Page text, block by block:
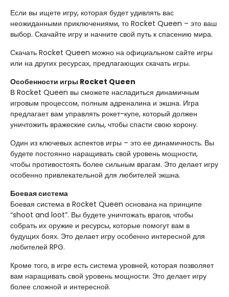
Если вы ищете игру, которая будет удивлять вас
неожиданными приключениями, то Rocket Queen – это ваш
выбор. Скачайте игру и начните свой путь к спасению мира.
Скачать Rocket Queen можно на официальном сайте игры
или на других ресурсах, предлагающих скачать игры.
Особенности игры Rocket Queen
В Rocket Queen вы сможете насладиться динамичным
игровым процессом, полным адреналина и экшна. Игра
предлагает вам управлять рокет-купе, который должен
уничтожить вражеские силы, чтобы спасти свою корону.
Один из ключевых аспектов игры – это ее динамичность. Вы
будете постоянно наращивать свой уровень мощности,
чтобы противостоять более сильным врагам. Это делает игру
особенно привлекательной для любителей экшна.
Боевая система
Боевая система в Rocket Queen основана на принципе
“shoot and loot”. Вы будете уничтожать врагов, чтобы
собрать их оружие и ресурсы, которые помогут вам в
будущих боях. Это делает игру особенно интересной для
любителей RPG.
Кроме того, в игре есть система уровней, которая позволяет
вам наращивать свой уровень мощности. Это делает игру
более сложной и интересной.